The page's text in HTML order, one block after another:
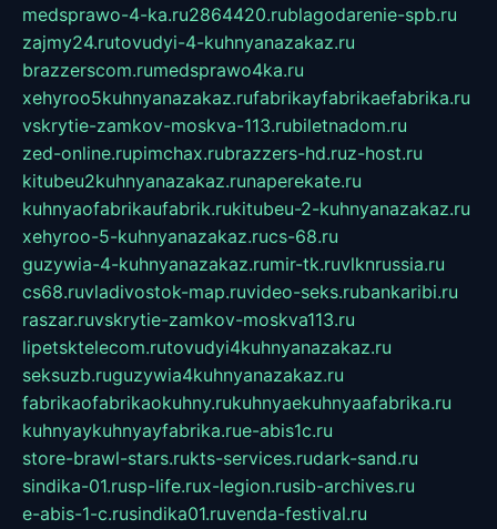
medsprawo-4-ka.ru2864420.rublagodarenie-spb.ru
zajmy24.rutovudyi-4-kuhnyanazakaz.ru
brazzerscom.rumedsprawo4ka.ru
xehyroo5kuhnyanazakaz.rufabrikayfabrikaefabrika.ru
vskrytie-zamkov-moskva-113.rubiletnadom.ru
zed-online.rupimchax.rubrazzers-hd.ruz-host.ru
kitubeu2kuhnyanazakaz.runaperekate.ru
kuhnyaofabrikaufabrik.rukitubeu-2-kuhnyanazakaz.ru
xehyroo-5-kuhnyanazakaz.rucs-68.ru
guzywia-4-kuhnyanazakaz.rumir-tk.ruvlknrussia.ru
cs68.ruvladivostok-map.ruvideo-seks.rubankaribi.ru
raszar.ruvskrytie-zamkov-moskva113.ru
lipetsktelecom.rutovudyi4kuhnyanazakaz.ru
seksuzb.ruguzywia4kuhnyanazakaz.ru
fabrikaofabrikaokuhny.rukuhnyaekuhnyaafabrika.ru
kuhnyaykuhnyayfabrika.rue-abis1c.ru
store-brawl-stars.rukts-services.rudark-sand.ru
sindika-01.rusp-life.rux-legion.rusib-archives.ru
e-abis-1-c.rusindika01.ruvenda-festival.ru